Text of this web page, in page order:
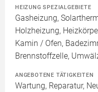
HEIZUNG SPEZIALGEBIETE
Gasheizung,
Holzheizung,
Kamin / Ofen,
Brennstoffzelle,
ANGEBOTENE TÄTIGKEITEN
Wartung, Reparatur,